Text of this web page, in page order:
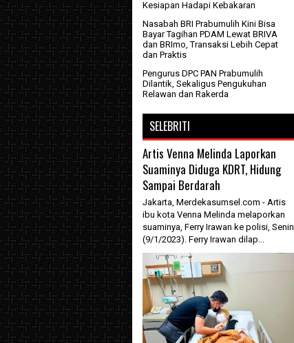
Kesiapan Hadapi Kebakaran
Nasabah BRI Prabumulih Kini Bisa
Bayar Tagihan PDAM Lewat BRIVA
dan BRImo, Transaksi Lebih Cepat
dan Praktis
Pengurus DPC PAN Prabumulih
Dilantik, Sekaligus Pengukuhan
Relawan dan Rakerda
SELEBRITI
Artis Venna Melinda Laporkan
Suaminya Diduga KDRT, Hidung
Sampai Berdarah
Jakarta, Merdekasumsel.com - Artis
ibu kota Venna Melinda melaporkan
suaminya, Ferry Irawan ke polisi, Senin
(9/1/2023). Ferry Irawan dilap...